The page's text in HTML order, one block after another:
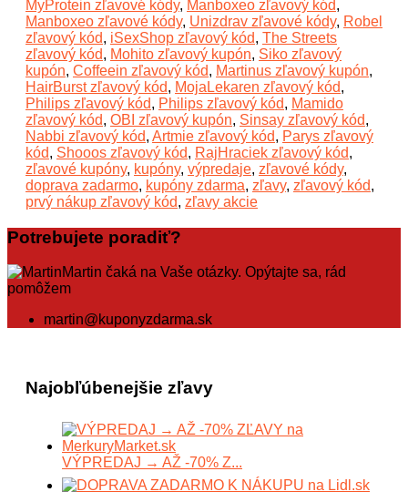
MyProtein zľavové kódy, Manboxeo zľavový kód,
Manboxeo zľavové kódy, Unizdrav zľavové kódy, Robel
zľavový kód, iSexShop zľavový kód, The Streets
zľavový kód, Mohito zľavový kupón, Siko zľavový
kupón, Coffeein zľavový kód, Martinus zľavový kupón,
HairBurst zľavový kód, MojaLekaren zľavový kód,
Philips zľavový kód, Philips zľavový kód, Mamido
zľavový kód, OBI zľavový kupón, Sinsay zľavový kód,
Nabbi zľavový kód, Artmie zľavový kód, Parys zľavový
kód, Shooos zľavový kód, RajHraciek zľavový kód,
zľavové kupóny, kupóny, výpredaje, zľavové kódy,
doprava zadarmo, kupóny zdarma, zľavy, zľavový kód,
prvý nákup zľavový kód, zľavy akcie
Potrebujete poradiť?
Martin čaká na Vaše otázky. Opýtajte sa, rád
pomôžem
martin@kuponyzdarma.sk
Najobľúbenejšie zľavy
VÝPREDAJ → AŽ -70% Z...